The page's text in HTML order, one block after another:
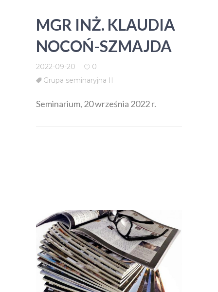
MGR INŻ. KLAUDIA
NOCOŃ-SZMAJDA
2022-09-20
0
Grupa seminaryjna II
Seminarium, 20 września 2022 r.